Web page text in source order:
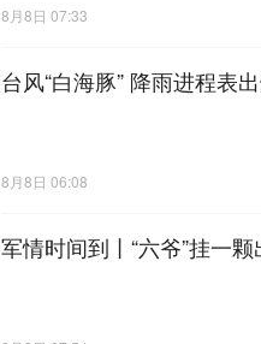
8月8日 07:33
台风“白海豚” 降雨进程表
8月8日 06:08
军情时间到丨“六爷”挂一